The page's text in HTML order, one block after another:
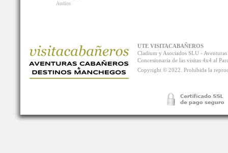
Audios
UTE VISITACABAÑEROS
Cladium y Asociados SLU -
Concesionaria de las visitas 4x4 al
Copyright © 2022. Prohibida la